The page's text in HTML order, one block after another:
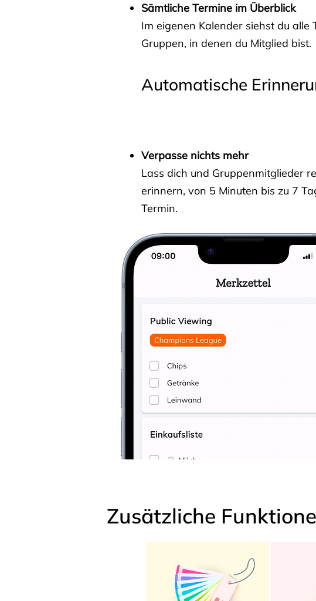
Sämtliche Termine im Überblick
Im eigenen Kalender siehst du alle
Gruppen, in denen du Mitglied bist.
Automatische
Verpasse nichts mehr
Lass dich und Gruppenmitglieder
erinnern, von 5 Minuten bis zu 7
Termin.
Zusätzliche